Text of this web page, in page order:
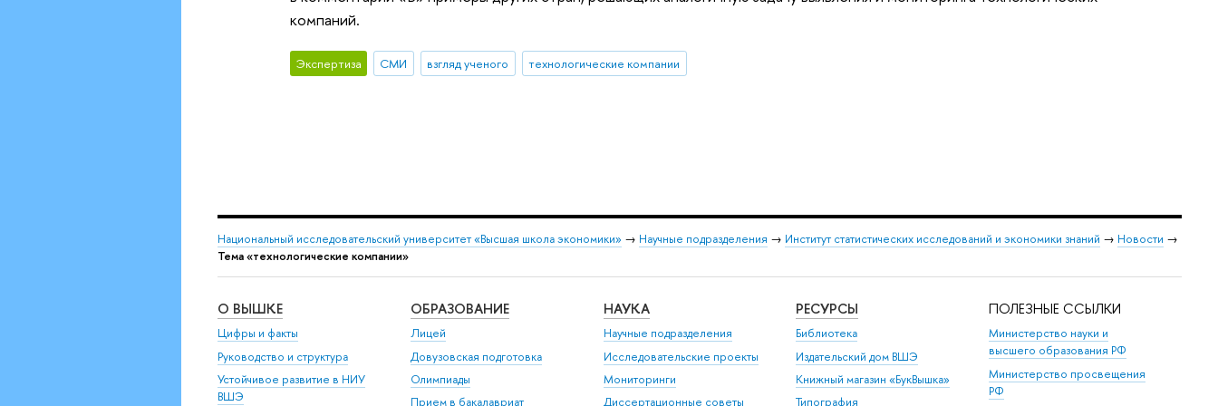
компаний.
Экспертиза СМИ взгляд ученого технологические компании
Национальный исследовательский университет «Высшая школа экономики» → Научные подразделения → Институт статистических исследований и экономики знаний → Новости →
Тема «технологические компании»
О ВЫШКЕ
Цифры и факты
Руководство и структура
Устойчивое развитие в НИУ
ВШЭ
ОБРАЗОВАНИЕ
Лицей
Довузовская подготовка
Олимпиады
Прием в бакалавриат
НАУКА
Научные подразделения
Исследовательские проекты
Мониторинги
Диссертационные советы
РЕСУРСЫ
Библиотека
Издательский дом ВШЭ
Книжный магазин «БукВышка»
Типография
ПОЛЕЗНЫЕ ССЫЛКИ
Министерство науки и
высшего образования РФ
Министерство просвещения
РФ